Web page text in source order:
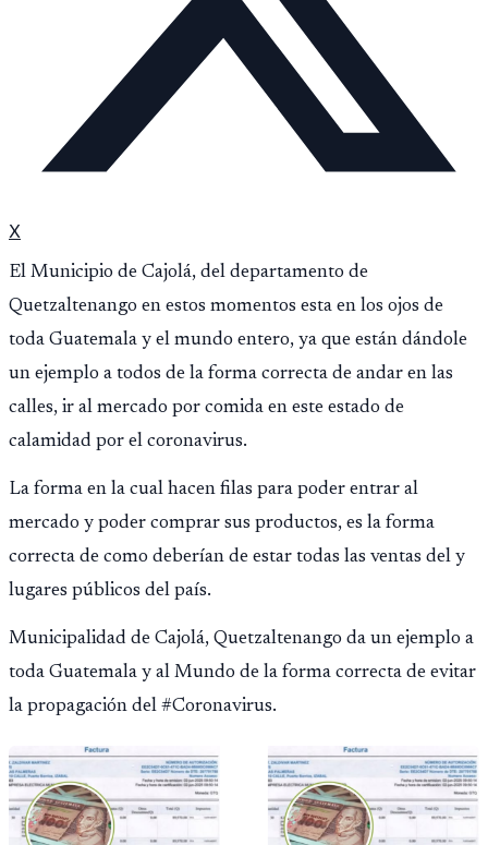
X
El Municipio de Cajolá, del departamento de
Quetzaltenango en estos momentos esta en los ojos de
toda Guatemala y el mundo entero, ya que están dándole
un ejemplo a todos de la forma correcta de andar en las
calles, ir al mercado por comida en este estado de
calamidad por el coronavirus.
La forma en la cual hacen filas para poder entrar al
mercado y poder comprar sus productos, es la forma
correcta de como deberían de estar todas las ventas del y
lugares públicos del país.
Municipalidad de Cajolá, Quetzaltenango da un ejemplo a
toda Guatemala y al Mundo de la forma correcta de evitar
la propagación del #Coronavirus.